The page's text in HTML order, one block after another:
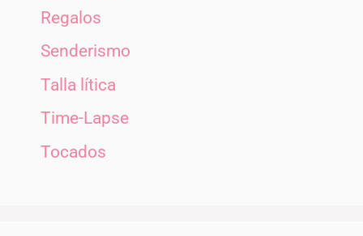
Regalos
Senderismo
Talla lítica
Time-Lapse
Tocados